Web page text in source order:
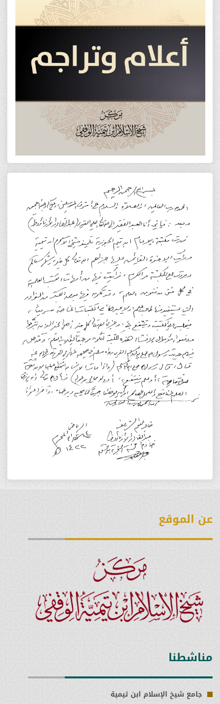
عن الموقع
مناشطنا
جامع شيخ الإسلام ابن تيمية